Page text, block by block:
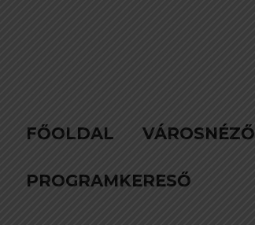
FŐOLDAL VÁROSNÉZŐ
PROGRAMKERESŐ